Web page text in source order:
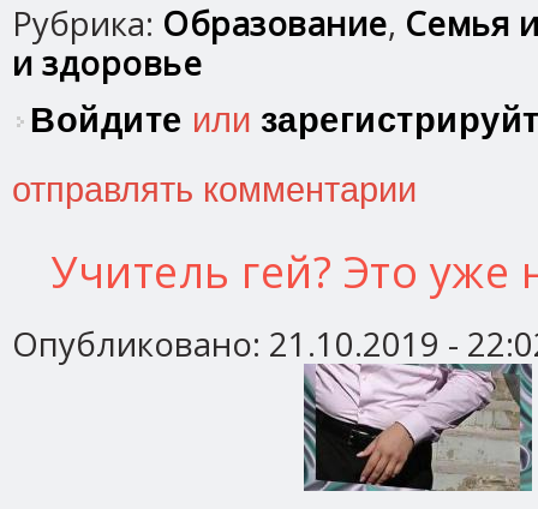
Рубрика: Образование, Семья
и здоровье
Войдите или
отправлять комментарии
Учитель гей? Это уже
Опубликовано: 21.10.2019 -